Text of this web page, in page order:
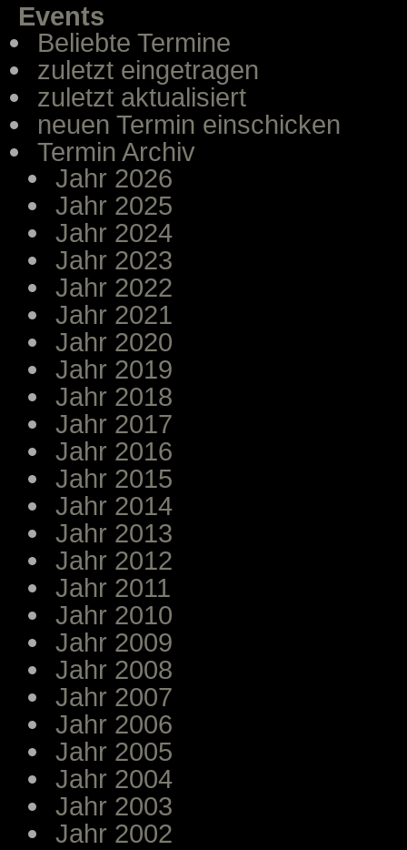
Events
Beliebte Termine
zuletzt eingetragen
zuletzt aktualisiert
neuen Termin einschicken
Termin Archiv
Jahr 2026
Jahr 2025
Jahr 2024
Jahr 2023
Jahr 2022
Jahr 2021
Jahr 2020
Jahr 2019
Jahr 2018
Jahr 2017
Jahr 2016
Jahr 2015
Jahr 2014
Jahr 2013
Jahr 2012
Jahr 2011
Jahr 2010
Jahr 2009
Jahr 2008
Jahr 2007
Jahr 2006
Jahr 2005
Jahr 2004
Jahr 2003
Jahr 2002